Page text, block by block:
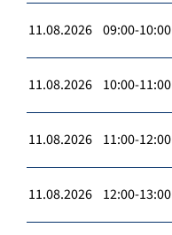
11.08.2026 09:00-10:00
11.08.2026 10:00-11:00
11.08.2026 11:00-12:00
11.08.2026 12:00-13:00